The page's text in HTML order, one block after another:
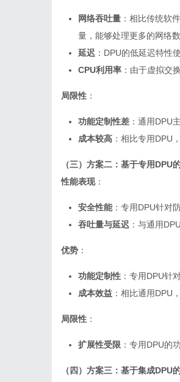
网络吞吐量 ：相比传统软
量，能够处理更多的网络数
延迟 ：DPU的低延迟特性
CPU利用率 ：由于虚拟交
局限性 ：
功能定制性差 ：通用DPU
成本较高 ：相比专用DPU
（三）方案二：基于专用DPU
性能表现：
安全性能：专用DPU针对
吞吐量与延迟 ：与通用
优势 ：
功能定制性 ：专用DPU针
成本效益 ：相比通用DPU
局限性 ：
扩展性受限 ：专用DPU的
（四）方案三：基于集成DPU